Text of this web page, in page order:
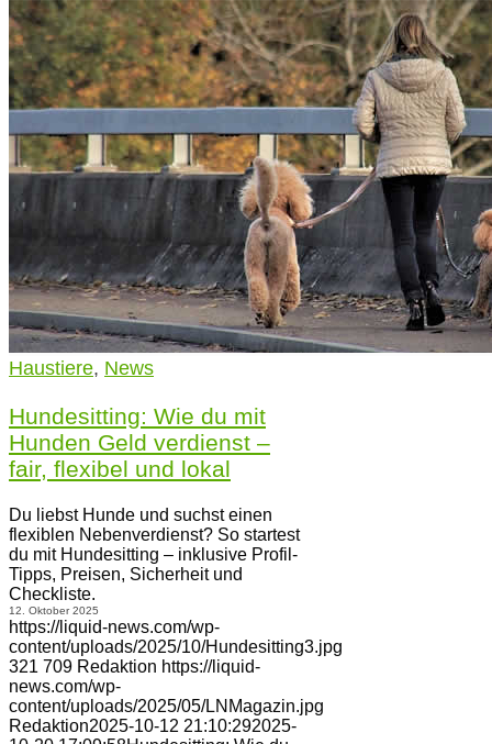
Haustiere, News
Hundesitting: Wie du mit
Hunden Geld verdienst –
fair, flexibel und lokal
Du liebst Hunde und suchst einen
flexiblen Nebenverdienst? So startest
du mit Hundesitting – inklusive Profil-
Tipps, Preisen, Sicherheit und
Checkliste.
12. Oktober 2025
https://liquid-news.com/wp-
content/uploads/2025/10/Hundesitting3.jpg
321 709 Redaktion https://liquid-
news.com/wp-
content/uploads/2025/05/LNMagazin.jpg
Redaktion2025-10-12 21:10:292025-